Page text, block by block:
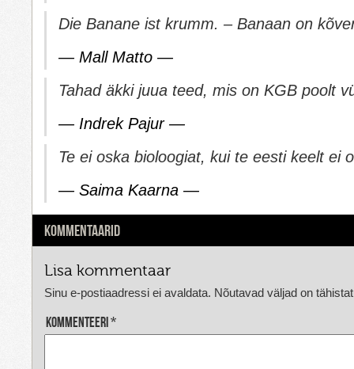
Die Banane ist krumm. – Banaan on
— Mall Matto —
Tahad äkki juua teed, mis on KGB poolt
— Indrek Pajur —
Te ei oska bioloogiat, kui te eesti keelt ei
— Saima Kaarna —
KOMMENTAARID
Lisa kommentaar
Sinu e-postiaadressi ei avaldata. Nõutavad väljad on
Kommenteeri*